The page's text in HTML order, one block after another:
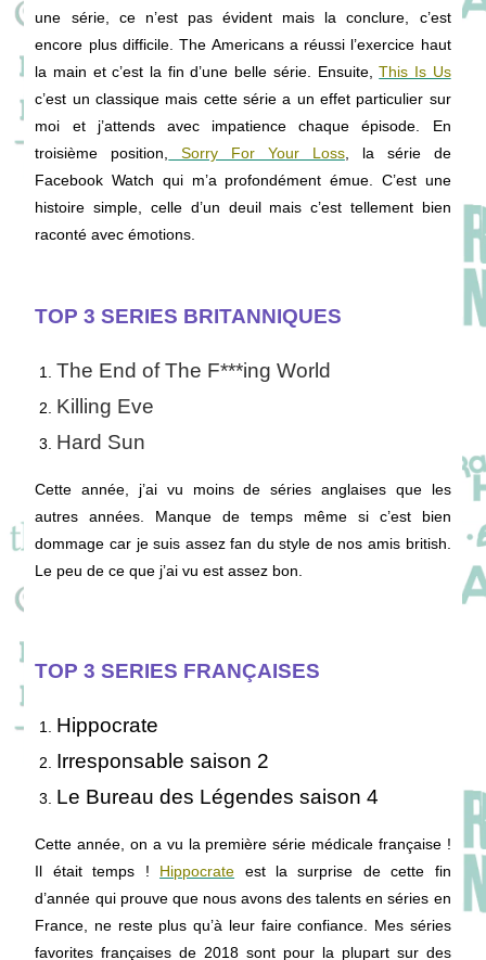
une série, ce n’est pas évident mais la conclure, c’est
encore plus difficile. The Americans a réussi l’exercice haut
la main et c’est la fin d’une belle série. Ensuite,This Is Us
c’est un classique mais cette série a un effet particulier sur
moi et j’attends avec impatience chaque épisode. En
troisième position,
Sorry For Your Loss, la série de
Facebook Watch qui m’a profondément émue. C’est une
histoire simple, celle d’un deuil mais c’est tellement bien
raconté avec émotions.
TOP 3 SERIES BRITANNIQUES
The End of The F***ing World
Killing Eve
Hard Sun
Cette année, j’ai vu moins de séries anglaises que les
autres années. Manque de temps même si c’est bien
dommage car je suis assez fan du style de nos amis british.
Le peu de ce que j’ai vu est assez bon.
TOP 3 SERIES FRANÇAISES
Hippocrate
Irresponsable saison 2
Le Bureau des Légendes saison 4
Cette année, on a vu la première série médicale française !
Il était temps ! Hippocrate est la surprise de cette fin
d’année qui prouve que nous avons des talents en séries en
France, ne reste plus qu’à leur faire confiance. Mes séries
favorites françaises de 2018 sont pour la plupart sur des